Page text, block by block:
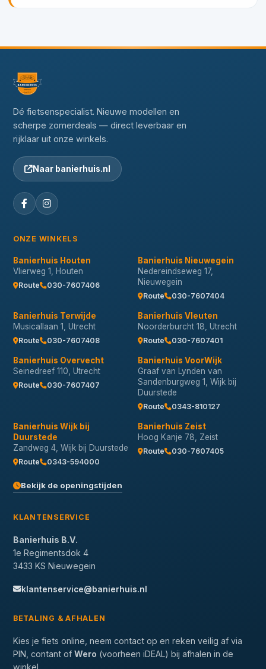
Dé fietsenspecialist. Nieuwe modellen en
scherpe zomerdeals — direct leverbaar en
rijklaar uit onze winkels.
Naar banierhuis.nl
ONZE WINKELS
Banierhuis Houten
Vlierweg 1, Houten
Route 030-7607406
Banierhuis Nieuwegein
Nedereindseweg 17,
Nieuwegein
Route 030-7607404
Banierhuis Terwijde
Musicallaan 1, Utrecht
Route 030-7607408
Banierhuis Vleuten
Noorderburcht 18, Utrecht
Route 030-7607401
Banierhuis Overvecht
Seinedreef 110, Utrecht
Route 030-7607407
Banierhuis VoorWijk
Graaf van Lynden van
Sandenburgweg 1, Wijk bij
Duurstede
Route 0343-810127
Banierhuis Wijk bij
Duurstede
Zandweg 4, Wijk bij Duurstede
Route 0343-594000
Banierhuis Zeist
Hoog Kanje 78, Zeist
Route 030-7607405
Bekijk de openingstijden
KLANTENSERVICE
Banierhuis B.V.
1e Regimentsdok 4
3433 KS Nieuwegein
klantenservice@banierhuis.nl
BETALING & AFHALEN
Kies je fiets online, neem contact op en reken veilig af via
PIN, contant of Wero (voorheen iDEAL) bij afhalen in de
winkel.